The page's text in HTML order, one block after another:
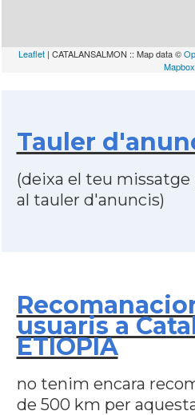
Leaflet | CATALANSALMON :: Map data ©
Mapbox
Tauler
(deixa el teu
al tauler d'anuncis)
usuaris a
ETIOPIA
no tenim encara
de 500 km per